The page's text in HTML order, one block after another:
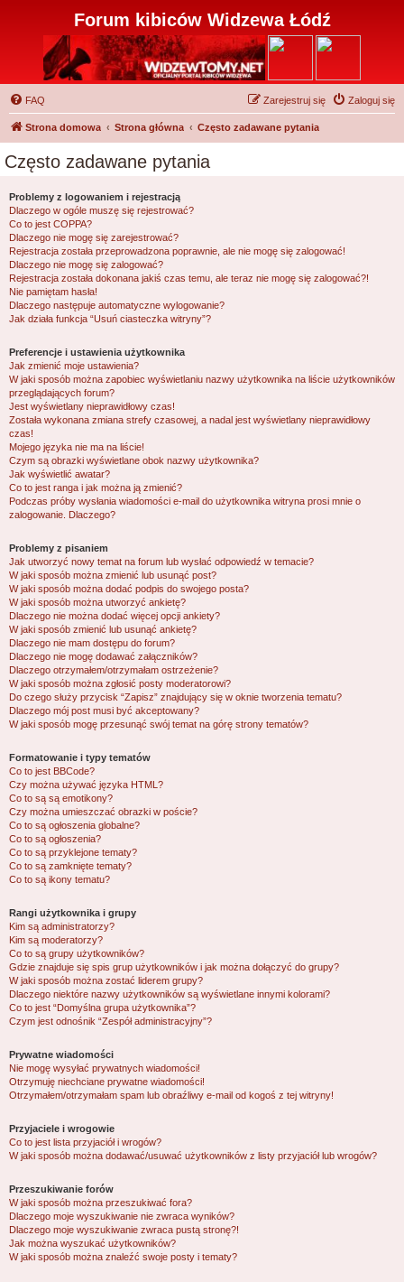
Forum kibiców Widzewa Łódź
FAQ Zaloguj się
Zarejestruj się
Strona domowa Strona główna Często zadawane pytania
Często zadawane pytania
Problemy z logowaniem i rejestracją
Dlaczego w ogóle muszę się rejestrować?
Co to jest COPPA?
Dlaczego nie mogę się zarejestrować?
Rejestracja została przeprowadzona poprawnie, ale nie mogę się zalogować!
Dlaczego nie mogę się zalogować?
Rejestracja została dokonana jakiś czas temu, ale teraz nie mogę się zalogować?!
Nie pamiętam hasła!
Dlaczego następuje automatyczne wylogowanie?
Jak działa funkcja “Usuń ciasteczka witryny”?
Preferencje i ustawienia użytkownika
Jak zmienić moje ustawienia?
W jaki sposób można zapobiec wyświetlaniu nazwy użytkownika na liście użytkowników
przeglądających forum?
Jest wyświetlany nieprawidłowy czas!
Została wykonana zmiana strefy czasowej, a nadal jest wyświetlany nieprawidłowy
czas!
Mojego języka nie ma na liście!
Czym są obrazki wyświetlane obok nazwy użytkownika?
Jak wyświetlić awatar?
Co to jest ranga i jak można ją zmienić?
Podczas próby wysłania wiadomości e-mail do użytkownika witryna prosi mnie o
zalogowanie. Dlaczego?
Problemy z pisaniem
Jak utworzyć nowy temat na forum lub wysłać odpowiedź w temacie?
W jaki sposób można zmienić lub usunąć post?
W jaki sposób można dodać podpis do swojego posta?
W jaki sposób można utworzyć ankietę?
Dlaczego nie można dodać więcej opcji ankiety?
W jaki sposób zmienić lub usunąć ankietę?
Dlaczego nie mam dostępu do forum?
Dlaczego nie mogę dodawać załączników?
Dlaczego otrzymałem/otrzymałam ostrzeżenie?
W jaki sposób można zgłosić posty moderatorowi?
Do czego służy przycisk “Zapisz” znajdujący się w oknie tworzenia tematu?
Dlaczego mój post musi być akceptowany?
W jaki sposób mogę przesunąć swój temat na górę strony tematów?
Formatowanie i typy tematów
Co to jest BBCode?
Czy można używać języka HTML?
Co to są są emotikony?
Czy można umieszczać obrazki w poście?
Co to są ogłoszenia globalne?
Co to są ogłoszenia?
Co to są przyklejone tematy?
Co to są zamknięte tematy?
Co to są ikony tematu?
Rangi użytkownika i grupy
Kim są administratorzy?
Kim są moderatorzy?
Co to są grupy użytkowników?
Gdzie znajduje się spis grup użytkowników i jak można dołączyć do grupy?
W jaki sposób można zostać liderem grupy?
Dlaczego niektóre nazwy użytkowników są wyświetlane innymi kolorami?
Co to jest “Domyślna grupa użytkownika”?
Czym jest odnośnik “Zespół administracyjny”?
Prywatne wiadomości
Nie mogę wysyłać prywatnych wiadomości!
Otrzymuję niechciane prywatne wiadomości!
Otrzymałem/otrzymałam spam lub obraźliwy e-mail od kogoś z tej witryny!
Przyjaciele i wrogowie
Co to jest lista przyjaciół i wrogów?
W jaki sposób można dodawać/usuwać użytkowników z listy przyjaciół lub wrogów?
Przeszukiwanie forów
W jaki sposób można przeszukiwać fora?
Dlaczego moje wyszukiwanie nie zwraca wyników?
Dlaczego moje wyszukiwanie zwraca pustą stronę?!
Jak można wyszukać użytkowników?
W jaki sposób można znaleźć swoje posty i tematy?